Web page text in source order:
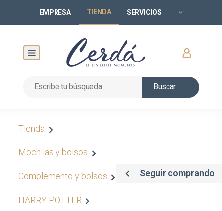
EMPRESA TIENDA SERVICIOS
Buscar
Tienda
Mochilas y bolsos
Complemento y bolsos
HARRY POTTER
Seguir comprando